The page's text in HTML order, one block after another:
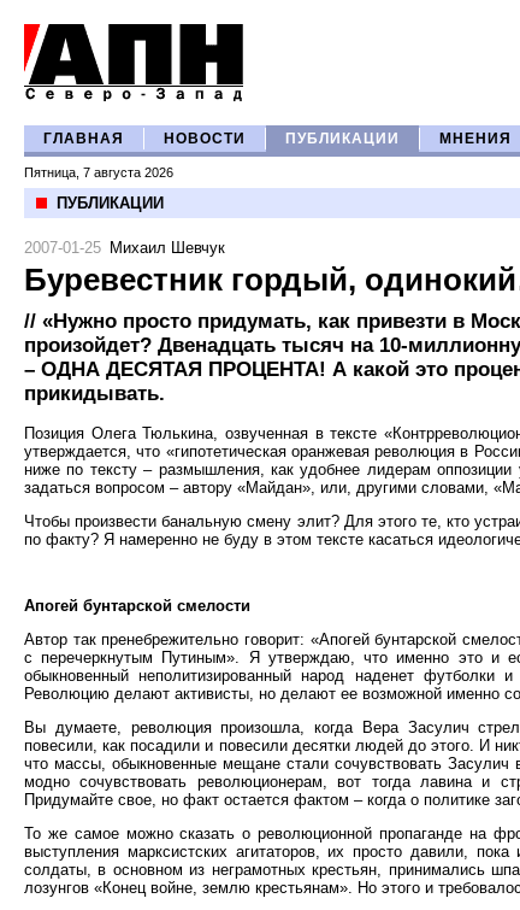
ГЛАВНАЯ НОВОСТИ ПУБЛИКАЦИИ МНЕНИЯ
Пятница, 7 августа 2026
ПУБЛИКАЦИИ
2007-01-25 Михаил Шевчук
Буревестник гордый,
// «Нужно просто придумать, как привезти в
произойдет? Двенадцать тысяч на 10-
– ОДНА ДЕСЯТАЯ ПРОЦЕНТА! А какой это
прикидывать.
Позиция Олега Тюлькина, озвученная в тексте
утверждается, что «гипотетическая оранжевая революция в
ниже по тексту – размышления, как удобнее лидерам
задаться вопросом – автору «Майдан», или, другими словами,
Чтобы произвести банальную смену элит? Для этого те, кто
по факту? Я намеренно не буду в этом тексте касаться
Апогей бунтарской смелости
Автор так пренебрежительно говорит: «Апогей бунтарской
с перечеркнутым Путиным». Я утверждаю, что именно это и
обыкновенный неполитизированный народ наденет футболки
Революцию делают активисты, но делают ее возможной именно
Вы думаете, революция произошла, когда Вера Засулич
повесили, как посадили и повесили десятки людей до этого. И
что массы, обыкновенные мещане стали сочувствовать
модно сочувствовать революционерам, вот тогда лавина и
Придумайте свое, но факт остается фактом – когда о политике
То же самое можно сказать о революционной пропаганде на
выступления марксистских агитаторов, их просто давили,
солдаты, в основном из неграмотных крестьян, принимались
лозунгов «Конец войне, землю крестьянам». Но этого и